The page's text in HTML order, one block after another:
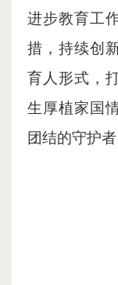
进步教育工
措，持续创
育人形式，
生厚植家国
团结的守护